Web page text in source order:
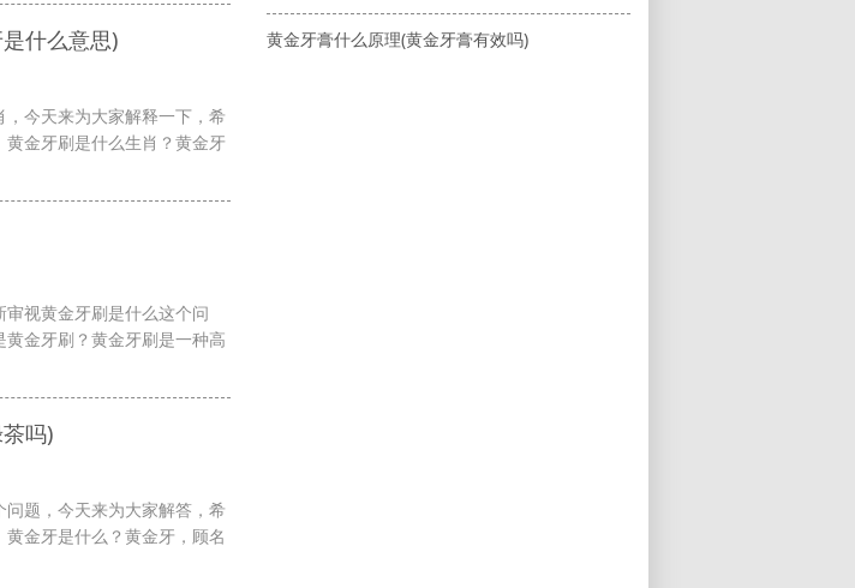
什么意思)
今天来为大家解释一下，希
金牙刷是什么生肖？黄金牙
视黄金牙刷是什么这个问
金牙刷？黄金牙刷是一种高
吗)
题，今天来为大家解答，希
金牙是什么？黄金牙，顾名
黄金牙膏什么原理(黄金牙膏有效吗)